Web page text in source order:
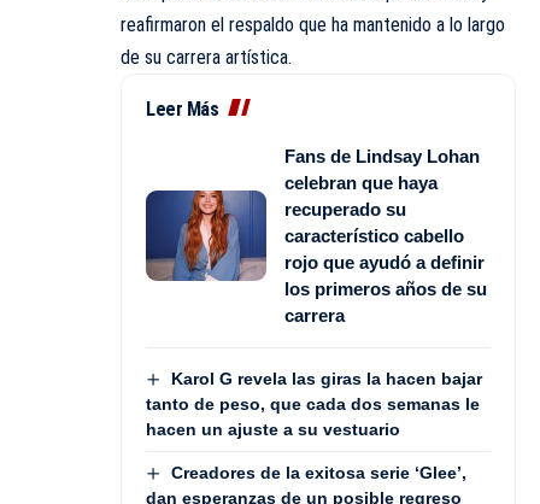
reafirmaron el respaldo que ha mantenido a lo largo
de su carrera artística.
Leer Más
Fans de Lindsay Lohan
celebran que haya
recuperado su
característico cabello
rojo que ayudó a definir
los primeros años de su
carrera
Karol G revela las giras la hacen bajar
tanto de peso, que cada dos semanas le
hacen un ajuste a su vestuario
Creadores de la exitosa serie ‘Glee’,
dan esperanzas de un posible regreso